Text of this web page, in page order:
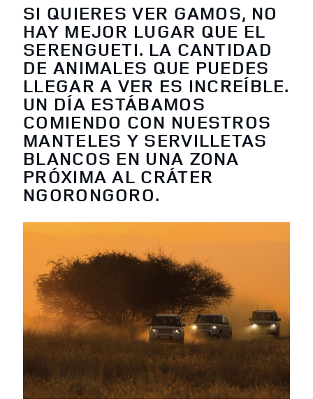
SI QUIERES VER GAMOS, NO
HAY MEJOR LUGAR QUE EL
SERENGUETI. LA CANTIDAD
DE ANIMALES QUE PUEDES
LLEGAR A VER ES INCREÍBLE.
UN DÍA ESTÁBAMOS
COMIENDO CON NUESTROS
MANTELES Y SERVILLETAS
BLANCOS EN UNA ZONA
PRÓXIMA AL CRÁTER
NGORONGORO.